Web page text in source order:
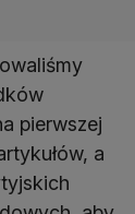
pierwszej
a